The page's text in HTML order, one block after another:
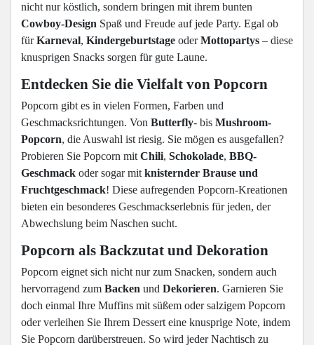
nicht nur köstlich, sondern bringen mit ihrem bunten
Cowboy-Design Spaß und Freude auf jede Party. Egal ob
fürKarneval, Kindergeburtstage oderMottopartys – diese
knusprigen Snacks sorgen für gute Laune.
Entdecken Sie die Vielfalt von Popcorn
Popcorn gibt es in vielen Formen, Farben und
Geschmacksrichtungen. Von Butterfly- bis Mushroom-
Popcorn, die Auswahl ist riesig. Sie mögen es ausgefallen?
Probieren Sie Popcorn mit Chili, Schokolade, BBQ-
Geschmack oder sogar mit knisternder Brause und
Fruchtgeschmack! Diese aufregenden Popcorn-Kreationen
bieten ein besonderes Geschmackserlebnis für jeden, der
Abwechslung beim Naschen sucht.
Popcorn als Backzutat und Dekoration
Popcorn eignet sich nicht nur zum Snacken, sondern auch
hervorragend zum Backen und Dekorieren. Garnieren Sie
doch einmal Ihre Muffins mit süßem oder salzigem Popcorn
oder verleihen Sie Ihrem Dessert eine knusprige Note, indem
Sie Popcorn darüberstreuen. So wird jeder Nachtisch zu